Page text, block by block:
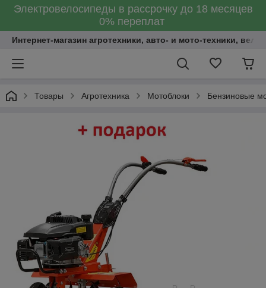
Электровелосипеды в рассрочку до 18 месяцев
0% переплат
Интернет-магазин агротехники, авто- и мото-техники,
Товары Агротехника Мотоблоки Бензиновые